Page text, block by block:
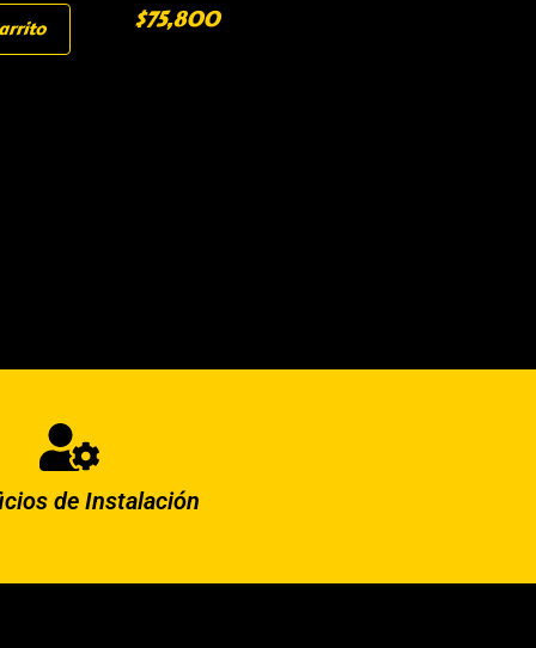
$75,800
de Instalación